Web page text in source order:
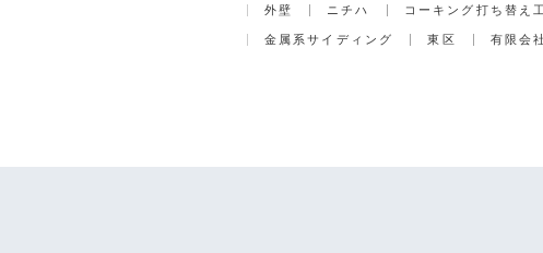
外壁
ニチハ コーキング打ち替え
金属系サイディング
東区 有限会